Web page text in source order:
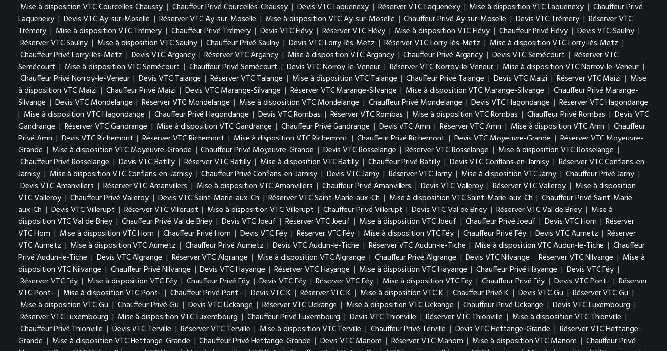
Mise à disposition VTC Courcelles-Chaussy | Chauffeur Privé Courcelles-Chaussy | Devis VTC Laquenexy | Réserver VTC Laquenexy | Mise à disposition VTC Laquenexy | Chauffeur Privé
Laquenexy | Devis VTC Ay-sur-Moselle | Réserver VTC Ay-sur-Moselle | Mise à disposition VTC Ay-sur-Moselle | Chauffeur Privé Ay-sur-Moselle | Devis VTC Trémery | Réserver VTC
Trémery | Mise à disposition VTC Trémery | Chauffeur Privé Trémery | Devis VTC Flévy | Réserver VTC Flévy | Mise à disposition VTC Flévy | Chauffeur Privé Flévy | Devis VTC Saulny |
Réserver VTC Saulny | Mise à disposition VTC Saulny | Chauffeur Privé Saulny | Devis VTC Lorry-lès-Metz | Réserver VTC Lorry-lès-Metz | Mise à disposition VTC Lorry-lès-Metz |
Chauffeur Privé Lorry-lès-Metz | Devis VTC Argancy | Réserver VTC Argancy | Mise à disposition VTC Argancy | Chauffeur Privé Argancy | Devis VTC Semécourt | Réserver VTC
Semécourt | Mise à disposition VTC Semécourt | Chauffeur Privé Semécourt | Devis VTC Norroy-le-Veneur | Réserver VTC Norroy-le-Veneur | Mise à disposition VTC Norroy-le-Veneur |
Chauffeur Privé Norroy-le-Veneur | Devis VTC Talange | Réserver VTC Talange | Mise à disposition VTC Talange | Chauffeur Privé Talange | Devis VTC Maizi | Réserver VTC Maizi | Mise
à disposition VTC Maizi | Chauffeur Privé Maizi | Devis VTC Marange-Silvange | Réserver VTC Marange-Silvange | Mise à disposition VTC Marange-Silvange | Chauffeur Privé Marange-
Silvange | Devis VTC Mondelange | Réserver VTC Mondelange | Mise à disposition VTC Mondelange | Chauffeur Privé Mondelange | Devis VTC Hagondange | Réserver VTC Hagondange
| Mise à disposition VTC Hagondange | Chauffeur Privé Hagondange | Devis VTC Rombas | Réserver VTC Rombas | Mise à disposition VTC Rombas | Chauffeur Privé Rombas | Devis VTC
Gandrange | Réserver VTC Gandrange | Mise à disposition VTC Gandrange | Chauffeur Privé Gandrange | Devis VTC Amn | Réserver VTC Amn | Mise à disposition VTC Amn | Chauffeur
Privé Amn | Devis VTC Richemont | Réserver VTC Richemont | Mise à disposition VTC Richemont | Chauffeur Privé Richemont | Devis VTC Moyeuvre-Grande | Réserver VTC Moyeuvre-
Grande | Mise à disposition VTC Moyeuvre-Grande | Chauffeur Privé Moyeuvre-Grande | Devis VTC Rosselange | Réserver VTC Rosselange | Mise à disposition VTC Rosselange |
Chauffeur Privé Rosselange | Devis VTC Batilly | Réserver VTC Batilly | Mise à disposition VTC Batilly | Chauffeur Privé Batilly | Devis VTC Conflans-en-Jarnisy | Réserver VTC Conflans-en-
Jarnisy | Mise à disposition VTC Conflans-en-Jarnisy | Chauffeur Privé Conflans-en-Jarnisy | Devis VTC Jarny | Réserver VTC Jarny | Mise à disposition VTC Jarny | Chauffeur Privé Jarny |
Devis VTC Amanvillers | Réserver VTC Amanvillers | Mise à disposition VTC Amanvillers | Chauffeur Privé Amanvillers | Devis VTC Valleroy | Réserver VTC Valleroy | Mise à disposition
VTC Valleroy | Chauffeur Privé Valleroy | Devis VTC Saint-Marie-aux-Ch | Réserver VTC Saint-Marie-aux-Ch | Mise à disposition VTC Saint-Marie-aux-Ch | Chauffeur Privé Saint-Marie-
aux-Ch | Devis VTC Villerupt | Réserver VTC Villerupt | Mise à disposition VTC Villerupt | Chauffeur Privé Villerupt | Devis VTC Val de Briey | Réserver VTC Val de Briey | Mise à
disposition VTC Val de Briey | Chauffeur Privé Val de Briey | Devis VTC Joeuf | Réserver VTC Joeuf | Mise à disposition VTC Joeuf | Chauffeur Privé Joeuf | Devis VTC Hom | Réserver
VTC Hom | Mise à disposition VTC Hom | Chauffeur Privé Hom | Devis VTC Féy | Réserver VTC Féy | Mise à disposition VTC Féy | Chauffeur Privé Féy | Devis VTC Aumetz | Réserver
VTC Aumetz | Mise à disposition VTC Aumetz | Chauffeur Privé Aumetz | Devis VTC Audun-le-Tiche | Réserver VTC Audun-le-Tiche | Mise à disposition VTC Audun-le-Tiche | Chauffeur
Privé Audun-le-Tiche | Devis VTC Algrange | Réserver VTC Algrange | Mise à disposition VTC Algrange | Chauffeur Privé Algrange | Devis VTC Nilvange | Réserver VTC Nilvange | Mise à
disposition VTC Nilvange | Chauffeur Privé Nilvange | Devis VTC Hayange | Réserver VTC Hayange | Mise à disposition VTC Hayange | Chauffeur Privé Hayange | Devis VTC Féy |
Réserver VTC Féy | Mise à disposition VTC Féy | Chauffeur Privé Féy | Devis VTC Féy | Réserver VTC Féy | Mise à disposition VTC Féy | Chauffeur Privé Féy | Devis VTC Pont- | Réserver
VTC Pont- | Mise à disposition VTC Pont- | Chauffeur Privé Pont- | Devis VTC K | Réserver VTC K | Mise à disposition VTC K | Chauffeur Privé K | Devis VTC Gu | Réserver VTC Gu |
Mise à disposition VTC Gu | Chauffeur Privé Gu | Devis VTC Uckange | Réserver VTC Uckange | Mise à disposition VTC Uckange | Chauffeur Privé Uckange | Devis VTC Luxembourg |
Réserver VTC Luxembourg | Mise à disposition VTC Luxembourg | Chauffeur Privé Luxembourg | Devis VTC Thionville | Réserver VTC Thionville | Mise à disposition VTC Thionville |
Chauffeur Privé Thionville | Devis VTC Terville | Réserver VTC Terville | Mise à disposition VTC Terville | Chauffeur Privé Terville | Devis VTC Hettange-Grande | Réserver VTC Hettange-
Grande | Mise à disposition VTC Hettange-Grande | Chauffeur Privé Hettange-Grande | Devis VTC Manom | Réserver VTC Manom | Mise à disposition VTC Manom | Chauffeur Privé